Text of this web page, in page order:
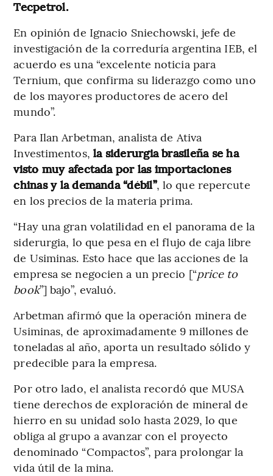
Tecpetrol.
En opinión de Ignacio Sniechowski, jefe de
investigación de la correduría argentina IEB, el
acuerdo es una “excelente noticia para
Ternium, que confirma su liderazgo como uno
de los mayores productores de acero del
mundo”.
Para Ilan Arbetman, analista de Ativa
Investimentos, la siderurgia brasileña se ha
visto muy afectada por las importaciones
chinas y la demanda “débil”, lo que repercute
en los precios de la materia prima.
“Hay una gran volatilidad en el panorama de la
siderurgia, lo que pesa en el flujo de caja libre
de Usiminas. Esto hace que las acciones de la
empresa se negocien a un precio [“price to
book”] bajo”, evaluó.
Arbetman afirmó que la operación minera de
Usiminas, de aproximadamente 9 millones de
toneladas al año, aporta un resultado sólido y
predecible para la empresa.
Por otro lado, el analista recordó que MUSA
tiene derechos de exploración de mineral de
hierro en su unidad solo hasta 2029, lo que
obliga al grupo a avanzar con el proyecto
denominado “Compactos”, para prolongar la
vida útil de la mina.